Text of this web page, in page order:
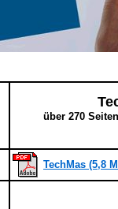
über 270
TechMas (5,8